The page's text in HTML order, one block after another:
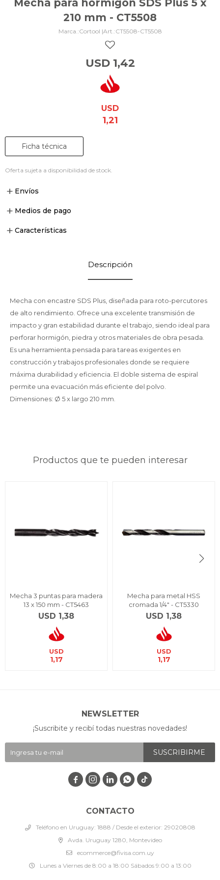
Mecha para hormigón SDS Plus 5 x
210 mm - CT5508
Cortool | CT5508-CT5508
USD 1,42
USD
1,21
Ficha técnica
Oferta sujeta a disponibilidad de stock.
Envíos
Medios de pago
Características
Descripción
Mecha con encastre SDS Plus, diseñada para roto-percutores
de alto rendimiento. Ofrece una excelente transmisión de
impacto y gran estabilidad durante el trabajo, siendo ideal para
perforar hormigón, piedra y otros materiales de obra pesada.
Es una herramienta pensada para tareas exigentes en
construcción y trabajos profesionales donde se requiere
máxima durabilidad y eficiencia. El doble sistema de espiral
permite una evacuación más eficiente del polvo.
Dimensiones: Ø 5 x largo 210 mm.
Productos que te pueden interesar
Mecha 3 puntas para madera
13 x 150 mm - CT5463
USD 1,38
USD
1,17
Mecha para metal HSS
cromada 1/4" - CT5330
USD 1,38
USD
1,17
CONTACTO
Teléfono en Uruguay: 1888 / Desde el exterior: 29020808
Avda. Uruguay 1280, Montevideo
ecommerce@fivisa.com.uy
Lunes a Viernes de 8:00 a 18:00 Sábados 9:00 a 13:00
NEWSLETTER
¡Suscribite y recibí todas nuestras novedades!
SUSCRIBIRME
   